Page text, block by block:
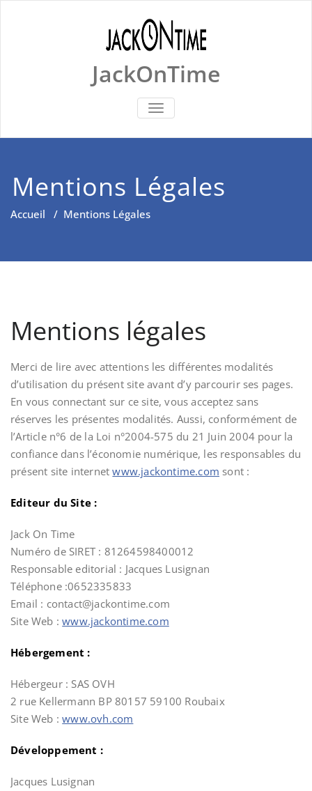
JackOnTime
BASCULER
LA
Mentions Légales
Accueil / Mentions Légales
Mentions légales
Merci de lire avec attentions les différentes modalités
d’utilisation du présent site avant d’y parcourir ses pages.
En vous connectant sur ce site, vous acceptez sans
réserves les présentes modalités. Aussi, conformément de
l’Article n°6 de la Loi n°2004-575 du 21 Juin 2004 pour la
confiance dans l’économie numérique, les responsables du
présent site internetwww.jackontime.com sont :
Editeur du Site :
Jack On Time
Numéro de SIRET : 81264598400012
Responsable editorial : Jacques Lusignan
Téléphone :0652335833
Email : contact@jackontime.com
Site Web :www.jackontime.com
Hébergement :
Hébergeur : SAS OVH
2 rue Kellermann BP 80157 59100 Roubaix
Site Web :www.ovh.com
Développement :
Jacques Lusignan